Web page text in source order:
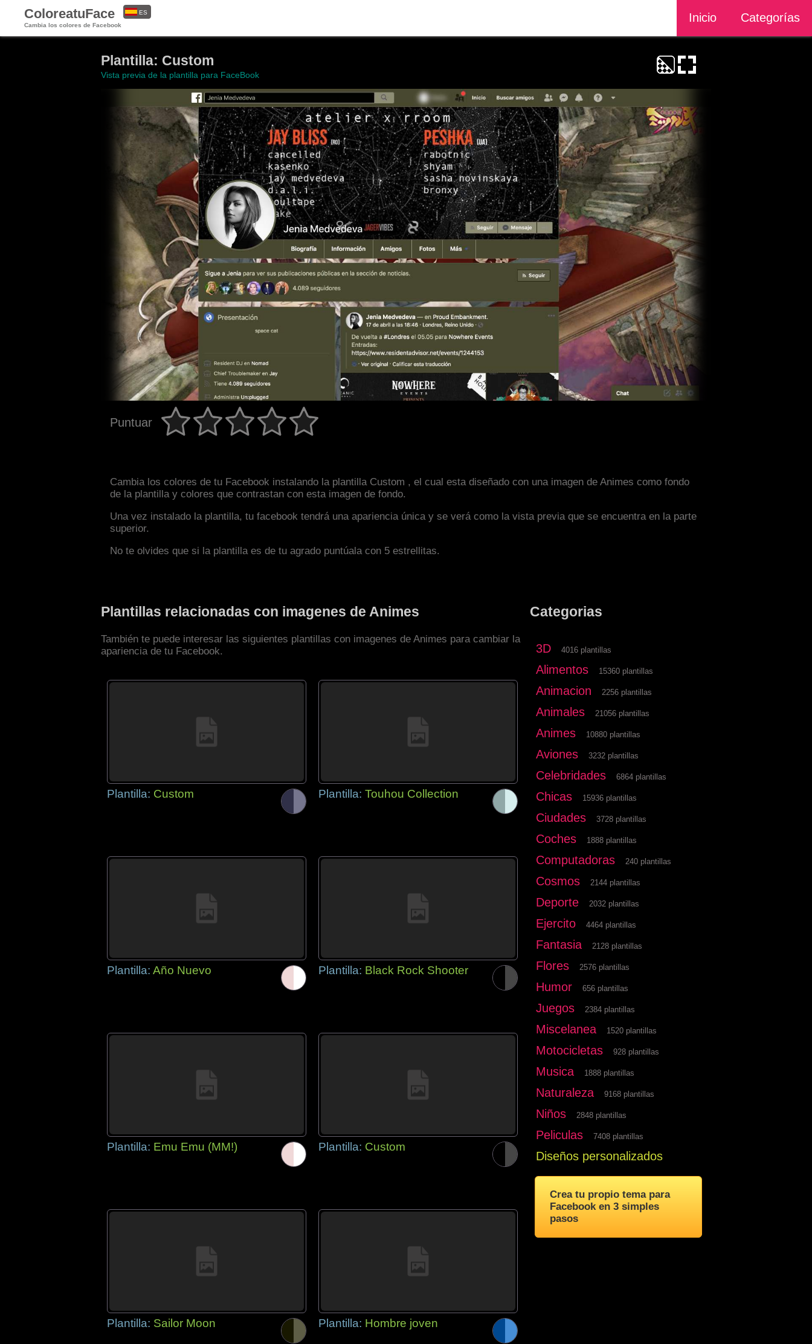
ColoreatuFace
Cambia los colores de Facebook
Inicio Categorías
ES
Plantilla: Custom
Vista previa de la plantilla para FaceBook
Puntuar
Cambia los colores de tu Facebook instalando la plantilla Custom , el cual esta diseñado con una imagen de Animes como fondo
de la plantilla y colores que contrastan con esta imagen de fondo.
Una vez instalado la plantilla, tu facebook tendrá una apariencia única y se verá como la vista previa que se encuentra en la parte
superior.
No te olvides que si la plantilla es de tu agrado puntúala con 5 estrellitas.
Plantillas relacionadas con imagenes de Animes
También te puede interesar las siguientes plantillas con imagenes de Animes para cambiar la
apariencia de tu Facebook.
Plantilla: Custom Plantilla: Touhou Collection
Plantilla: Año Nuevo Plantilla: Black Rock Shooter
Plantilla: Emu Emu (MM!) Plantilla: Custom
Plantilla: Sailor Moon Plantilla: Hombre joven
Categorias
3D 4016 plantillas
Alimentos 15360 plantillas
Animacion 2256 plantillas
Animales 21056 plantillas
Animes 10880 plantillas
Aviones 3232 plantillas
Celebridades 6864 plantillas
Chicas 15936 plantillas
Ciudades 3728 plantillas
Coches 1888 plantillas
Computadoras 240 plantillas
Cosmos 2144 plantillas
Deporte 2032 plantillas
Ejercito 4464 plantillas
Fantasia 2128 plantillas
Flores 2576 plantillas
Humor 656 plantillas
Juegos 2384 plantillas
Miscelanea 1520 plantillas
Motocicletas 928 plantillas
Musica 1888 plantillas
Naturaleza 9168 plantillas
Niños 2848 plantillas
Peliculas 7408 plantillas
Diseños personalizados
Crea tu propio tema para
Facebook en 3 simples
pasos